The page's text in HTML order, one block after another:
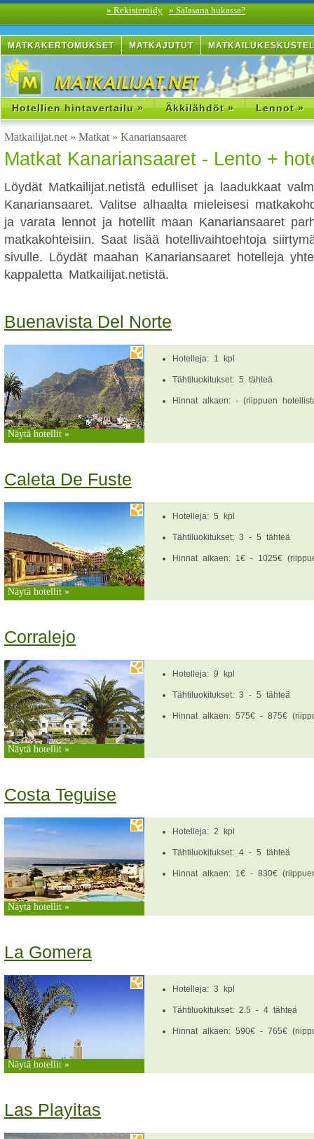
» Rekisteröidy » Salasana hukassa?
MATKAKERTOMUKSET MATKAJUTUT
Hotellien hintavertailu » Äkkilähdöt » Lennot »
Matkailijat.net » Matkat » Kanariansaaret
Matkat Kanariansaaret - Lento +
Löydät Matkailijat.netistä edulliset ja laadukkaat
Kanariansaaret. Valitse alhaalta mieleisesi
ja varata lennot ja hotellit maan Kanariansaaret
matkakohteisiin. Saat lisää hotellivaihtoehtoja
sivulle. Löydät maahan Kanariansaaret hotelleja
kappaletta Matkailijat.netistä.
Buenavista Del Norte
Hotelleja: 1 kpl
Tähtiluokitukset: 5 tähteä
Hinnat alkaen: - (riippuen
Näytä hotellit »
Caleta De Fuste
Hotelleja: 5 kpl
Tähtiluokitukset: 3 - 5 tähteä
Hinnat alkaen: 1€ - 1025€
Näytä hotellit »
Corralejo
Hotelleja: 9 kpl
Tähtiluokitukset: 3 - 5 tähteä
Hinnat alkaen: 575€ - 875€
Näytä hotellit »
Costa Teguise
Hotelleja: 2 kpl
Tähtiluokitukset: 4 - 5 tähteä
Hinnat alkaen: 1€ - 830€
Näytä hotellit »
La Gomera
Hotelleja: 3 kpl
Tähtiluokitukset: 2.5 - 4 tähteä
Hinnat alkaen: 590€ - 765€
Näytä hotellit »
Las Playitas